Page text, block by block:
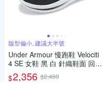
版型偏小, 建議大半號
Under Armour 慢跑鞋 Velociti
4 SE 女鞋 黑 白 針織鞋面 回彈
運動鞋 UA 3027586001
$2,356 $2,480